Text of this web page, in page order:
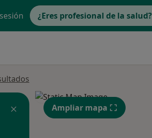
¿Eres profesional de la salud?
Ampliar mapa